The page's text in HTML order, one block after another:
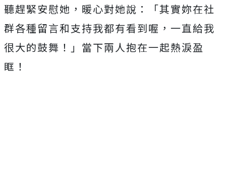
聽趕緊安慰她，暖心對她說：「其實妳在社
群各種留言和支持我都有看到喔，一直給我
很大的鼓舞！ 」當下兩人抱在一起熱淚盈
眶！